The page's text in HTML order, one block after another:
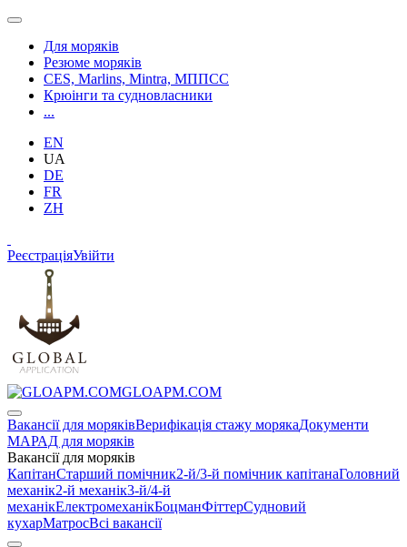
Для моряків
Резюме моряків
CES, Marlins, Mintra, МППСС
Крюінги та судновласники
...
EN
UA
DE
FR
ZH
РеєстраціяУвійти
GLOAPM.COM
Вакансії для моряківВерифікація стажу морякаДокументи
МАРАД для моряків
Вакансії для моряків
КапітанСтарший помічник2-й/3-й помічник капітанаГоловний
механік2-й механік3-й/4-й
механікЕлектромеханікБоцманФіттерСудновий
кухарМатросВсі вакансії